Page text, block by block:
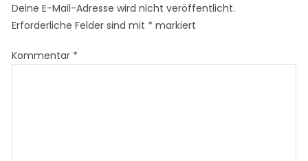
Deine E-Mail-Adresse wird nicht veröffentlicht.
Erforderliche Felder sind mit * markiert
Kommentar *